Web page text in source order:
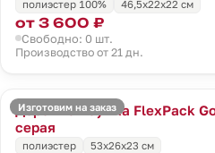
полиэстер 100% 46,5х22х22 см
от 3 600 ₽
Свободно: 0 шт.
Производство от 21 дн.
Изготовим на заказ
Дорожная сумка FlexPack
серая
полиэстер 53x26x23 см